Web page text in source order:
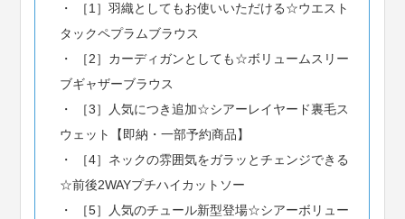
［1］羽織としてもお使いいただける☆ウエスト
タックペプラムブラウス
［2］カーディガンとしても☆ボリュームスリー
ブギャザーブラウス
［3］人気につき追加☆シアーレイヤード裏毛ス
ウェット【即納・一部予約商品】
［4］ネックの雰囲気をガラッとチェンジできる
☆前後2WAYプチハイカットソー
［5］人気のチュール新型登場☆シアーボリュー